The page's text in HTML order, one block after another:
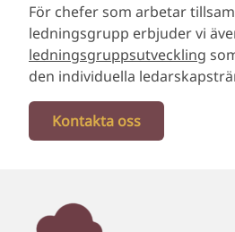
För chefer som arbetar
ledningsgrupp erbjuder vi
ledningsgruppsutveckling
den individuella
Kontakta oss